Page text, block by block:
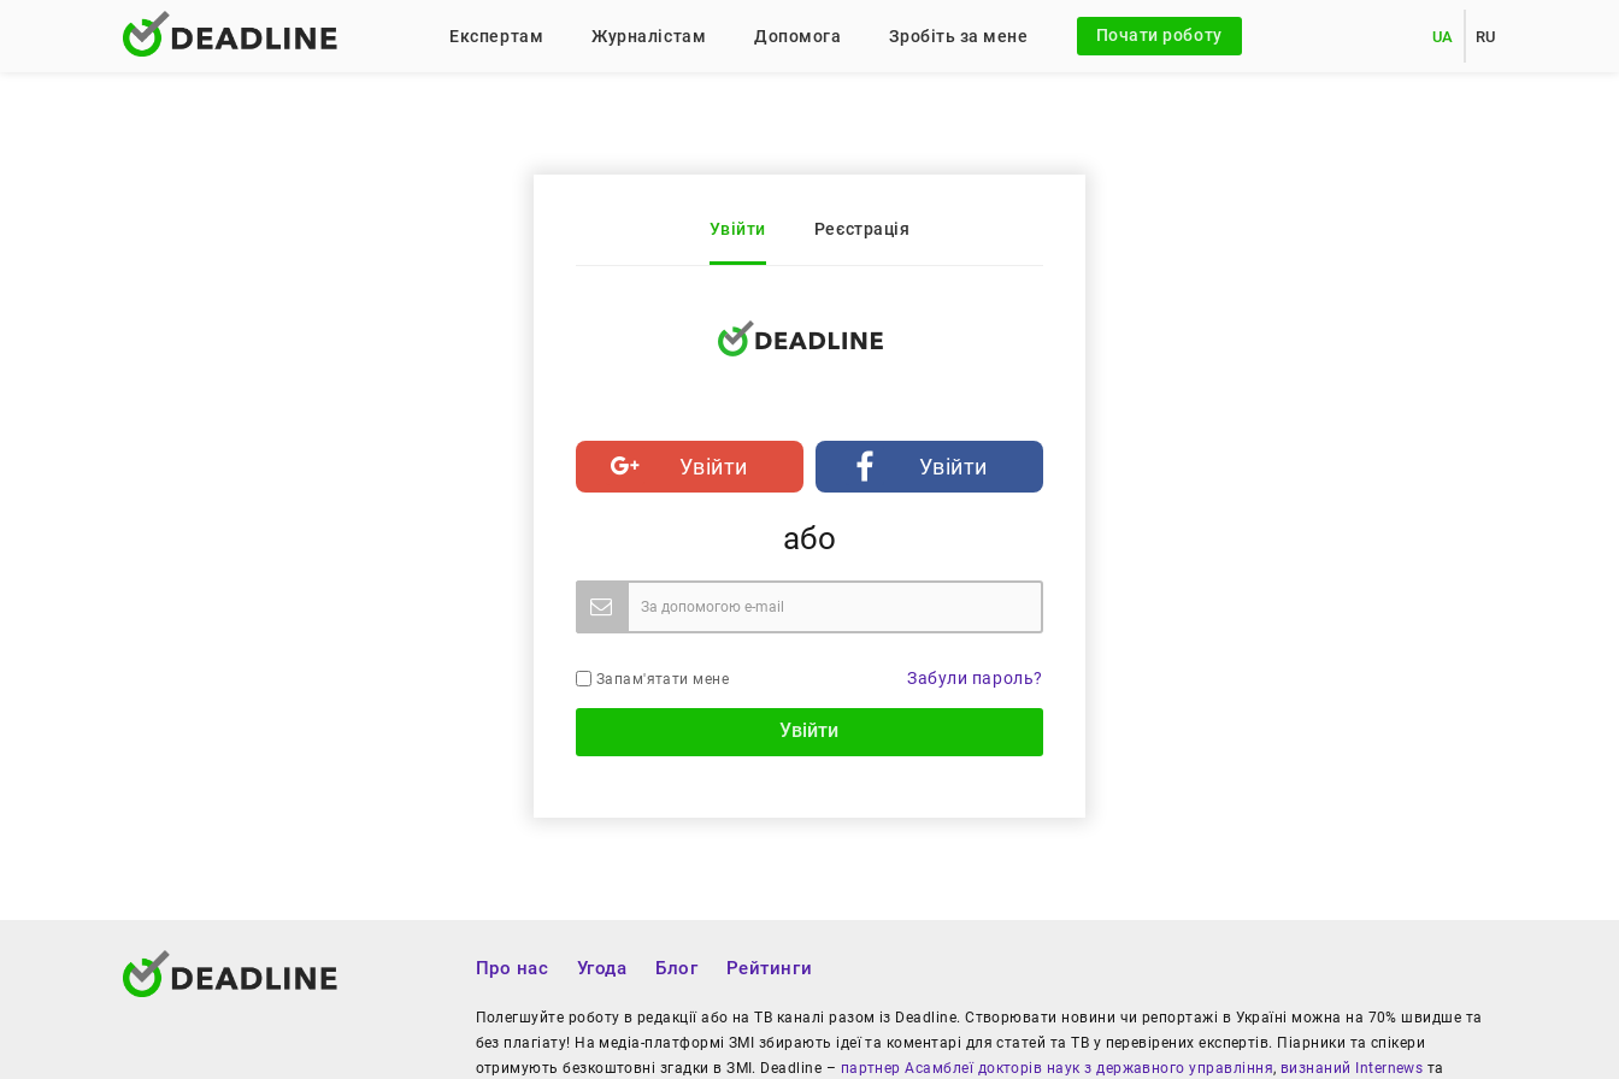
Експертам Журналістам Допомога Зробіть за мене Почати роботу UA RU
Увійти Реєстрація
Увійти Увійти
або
Запам'ятати мене Забули пароль?
Увійти
Про нас Угода Блог Рейтинги
Полегшуйте роботу в редакції або на ТВ каналі разом із Deadline. Створювати новини чи репортажі в Україні можна на 70% швидше та
без плагіату! На медіа-платформі ЗМІ збирають ідеї та коментарі для статей та ТВ у перевірених експертів. Піарники та спікери
отримують безкоштовні згадки в ЗМІ. Deadline – партнер Асамблеї докторів наук з державного управління, визнаний Internews та